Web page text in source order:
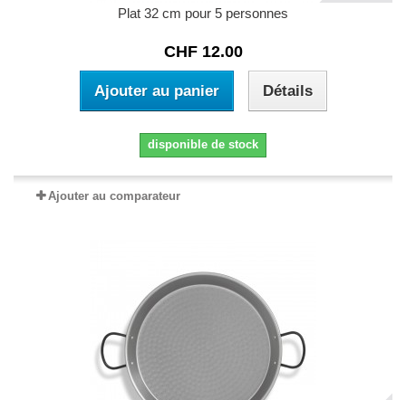
Plat 32 cm pour 5 personnes
CHF 12.00
Ajouter au panier Détails
disponible de stock
Ajouter au comparateur